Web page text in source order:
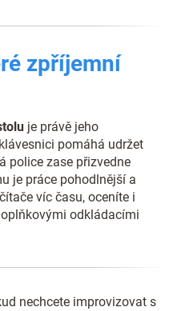
zpříjemní
je právě jeho
pomáhá udržet
police zase přizvedne
je práce pohodlnější a
víc času, oceníte i
odkládacími
nechcete improvizovat s